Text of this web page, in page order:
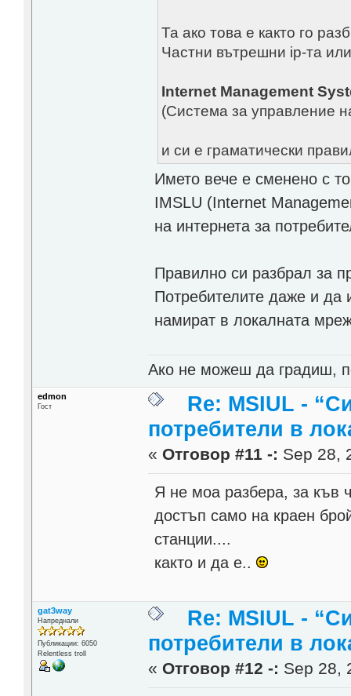
Та ако това е както го
Частни вътрешни ip-та
Internet Management
(Система за управление
и си е граматически
Името вече е сменено с
IMSLU (Internet
на интернета за
Правилно си разбрал за
Потребителите даже и да
намират в локалната
Ако не можеш да градиш,
edmon
Гост
Re: MSIUL -
потребители в
« Отговор #11 -: Sep 28,
Я не моа разбера, за къв
достъп само на краен
станции....
както и да е..
gat3way
Напреднали
Публикации: 6050
Relentless troll
Re: MSIUL -
потребители в
« Отговор #12 -: Sep 28,